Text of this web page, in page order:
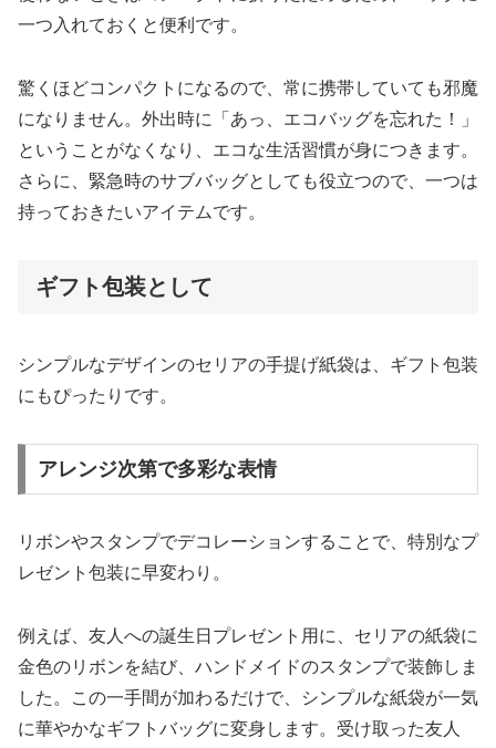
一つ入れておくと便利です。
驚くほどコンパクトになるので、常に携帯していても邪魔
になりません。外出時に「あっ、エコバッグを忘れた！」
ということがなくなり、エコな生活習慣が身につきます。
さらに、緊急時のサブバッグとしても役立つので、一つは
持っておきたいアイテムです。
ギフト包装として
シンプルなデザインのセリアの手提げ紙袋は、ギフト包装
にもぴったりです。
アレンジ次第で多彩な表情
リボンやスタンプでデコレーションすることで、特別なプ
レゼント包装に早変わり。
例えば、友人への誕生日プレゼント用に、セリアの紙袋に
金色のリボンを結び、ハンドメイドのスタンプで装飾しま
した。この一手間が加わるだけで、シンプルな紙袋が一気
に華やかなギフトバッグに変身します。受け取った友人